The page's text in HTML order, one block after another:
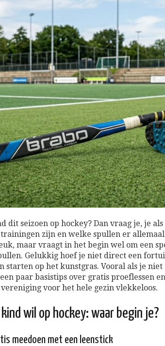
dit seizoen op hockey? Dan vraag je, je
zijn en welke spullen er
maar vraagt in het begin wel om een
Gelukkig hoef je niet direct een
starten op het kunstgras. Vooral als je
paar basistips over gratis proeflessen
voor het hele gezin vlekkeloos.
wil op hockey: waar begin je?
meedoen met een leenstick